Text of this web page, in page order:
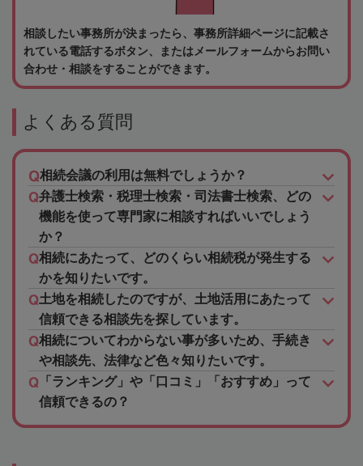
相談したい事務所が決まったら、事務所詳細ページに記載さ
れている電話するボタン、またはメールフォームからお問い
合わせ・相談をすることができます。
よくある質問
相続会議の利用は無料でしょうか？
弁護士検索・税理士検索・司法書士検索、どの
機能を使って専門家に相談すればいいでしょう
か？
相続にあたって、どのくらい相続税が発生する
かを知りたいです。
土地を相続したのですが、土地活用にあたって
信頼できる相談先を探しています。
相続についてわからない事が多いため、手続き
や相談先、法律など色々知りたいです。
「ランキング」や「口コミ」「おすすめ」って
信頼できるの？